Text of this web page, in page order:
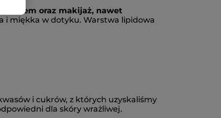
z filtrem oraz makijaż, nawet
i miękka w dotyku. Warstwa lipidowa
i cukrów, z których uzyskaliśmy
dla skóry wrażliwej.